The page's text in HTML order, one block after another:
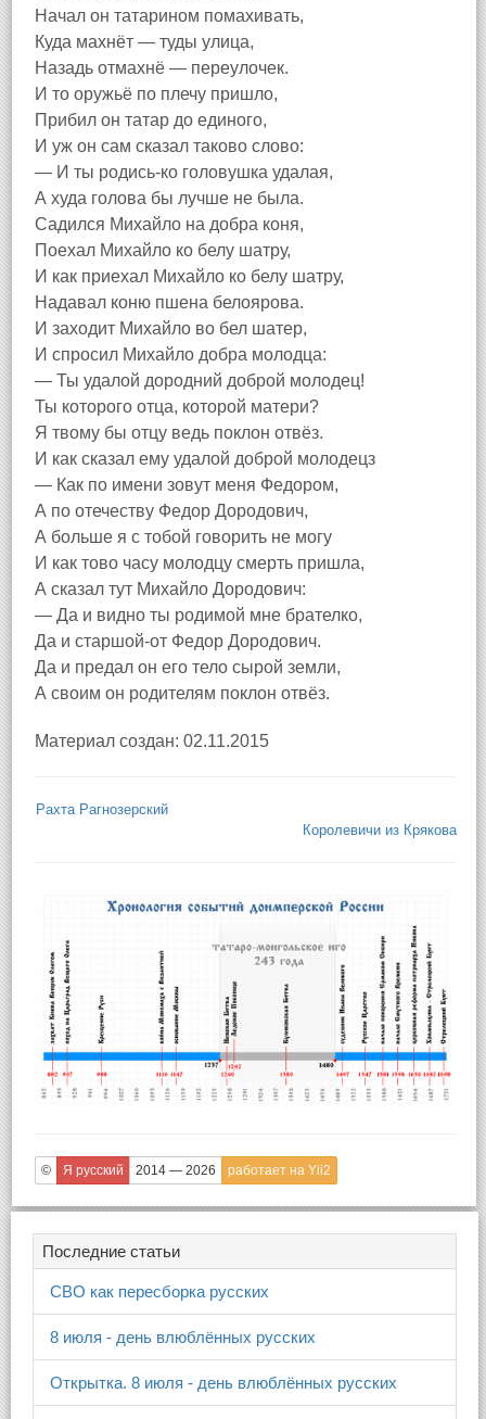
Начал он татарином помахивать,
Куда махнёт — туды улица,
Назадь отмахнё — переулочек.
И то оружьё по плечу пришло,
Прибил он татар до единого,
И уж он сам сказал таково слово:
— И ты родись-ко головушка удалая,
А худа голова бы лучше не была.
Садился Михайло на добра коня,
Поехал Михайло ко белу шатру,
И как приехал Михайло ко белу шатру,
Надавал коню пшена белоярова.
И заходит Михайло во бел шатер,
И спросил Михайло добра молодца:
— Ты удалой дородний доброй молодец!
Ты которого отца, которой матери?
Я твому бы отцу ведь поклон отвёз.
И как сказал ему удалой доброй молодецз
— Как по имени зовут меня Федором,
А по отечеству Федор Дородович,
А больше я с тобой говорить не могу
И как тово часу молодцу смерть пришла,
А сказал тут Михайло Дородович:
— Да и видно ты родимой мне брателко,
Да и старшой-от Федор Дородович.
Да и предал он его тело сырой земли,
А своим он родителям поклон отвёз.
Материал создан: 02.11.2015
Рахта Рагнозерский
Королевичи из Крякова
© Я русский 2014 — 2026 работает на Yii2
Последние статьи
СВО как пересборка русских
8 июля - день влюблённых русских
Открытка. 8 июля - день влюблённых русских